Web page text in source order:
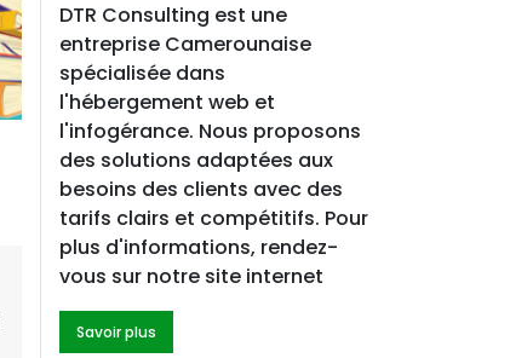
DTR Consulting est une
entreprise Camerounaise
spécialisée dans
l'hébergement web et
l'infogérance. Nous proposons
des solutions adaptées aux
besoins des clients avec des
tarifs clairs et compétitifs. Pour
plus d'informations, rendez-
vous sur notre site internet
Savoir plus